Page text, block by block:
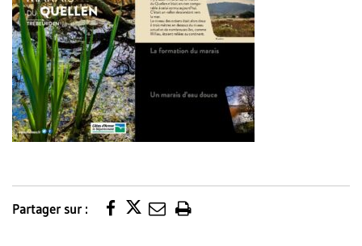
Partager sur :
Imprimer